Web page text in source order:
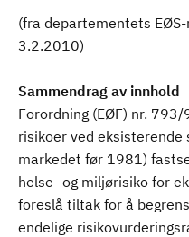
(fra departementets
3.2.2010)
Sammendrag av innhold
Forordning (EØF) nr.
risikoer ved
markedet før 1981)
helse- og miljørisiko for
foreslå tiltak for å
endelige